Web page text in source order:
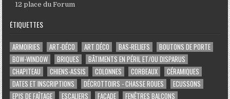
12 place du Forum
ÉTIQUETTES
ARMOIRIES ART-DÉCO ART DÉCO BAS-RELIEFS
BOUTONS DE PORTE
BOW-WINDOW
BRIQUES
BÂTIMENTS EN PÉRIL ET/OU DISPARUS
CHAPITEAU
CHIENS-ASSIS COLONNES CORBEAUX
CÉRAMIQUES
DATES ET INSCRIPTIONS
DÉCROTTOIRS - CHASSE ROUES
ECUSSONS
EPIS DE FAÎTAGE
ESCALIERS FAÇADE
FENÊTRES BALCONS